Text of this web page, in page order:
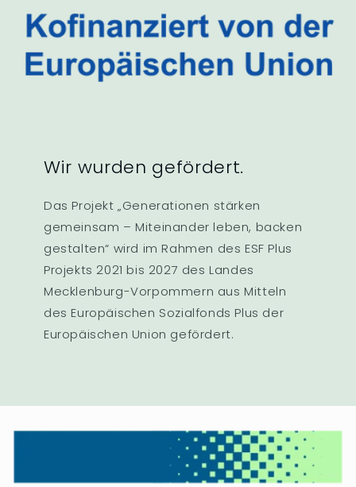
Wir wurden gefördert.
Das Projekt „Generationen stärken
gemeinsam – Miteinander leben, backen
gestalten“ wird im Rahmen des ESF Plus
Projekts 2021 bis 2027 des Landes
Mecklenburg-Vorpommern aus Mitteln
des Europäischen Sozialfonds Plus der
Europäischen Union gefördert.